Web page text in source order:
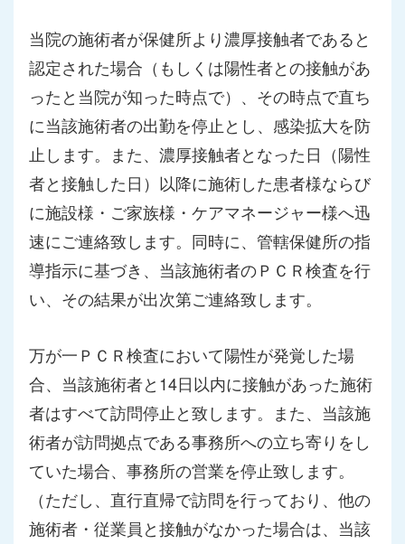
当院の施術者が保健所より濃厚接触者であると
認定された場合（もしくは陽性者との接触があ
ったと当院が知った時点で）、その時点で直ち
に当該施術者の出勤を停止とし、感染拡大を防
止します。また、濃厚接触者となった日（陽性
者と接触した日）以降に施術した患者様ならび
に施設様・ご家族様・ケアマネージャー様へ迅
速にご連絡致します。同時に、管轄保健所の指
導指示に基づき、当該施術者のＰＣＲ検査を行
い、その結果が出次第ご連絡致します。
万が一ＰＣＲ検査において陽性が発覚した場
合、当該施術者と14日以内に接触があった施術
者はすべて訪問停止と致します。また、当該施
術者が訪問拠点である事務所への立ち寄りをし
ていた場合、事務所の営業を停止致します。
（ただし、直行直帰で訪問を行っており、他の
施術者・従業員と接触がなかった場合は、当該